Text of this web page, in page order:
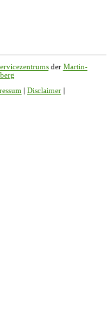
der Martin-
Disclaimer